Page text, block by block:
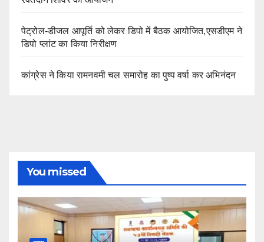
पेट्रोल-डीजल आपूर्ति को लेकर डिपो में बैठक आयोजित,एसडीएम ने
डिपो प्लांट का किया निरीक्षण
कांग्रेस ने किया रामनवमी चल समारोह का पुष्प वर्षा कर अभिनंदन
You missed